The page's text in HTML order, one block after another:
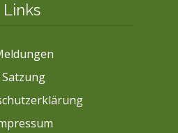
Links
Satzung